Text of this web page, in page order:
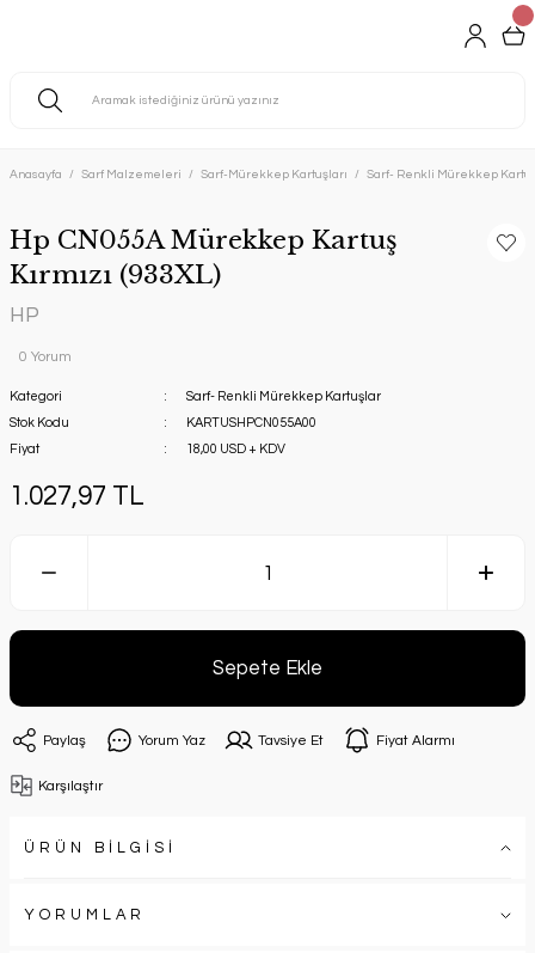
Anasayfa Sarf Malzemeleri Sarf-Mürekkep Kartuşları Sarf- Renkli Mürekkep
Hp CN055A Mürekkep Kartuş
Kırmızı (933XL)
HP
0 Yorum
Kategori
Sarf- Renkli Mürekkep Kartuşlar
Stok Kodu
KARTUSHPCN055A00
Fiyat
18,00 USD + KDV
1.027,97 TL
Sepete Ekle
Paylaş Yorum Yaz Tavsiye Et Fiyat Alarmı
Karşılaştır
ÜRÜN BİLGİSİ
YORUMLAR